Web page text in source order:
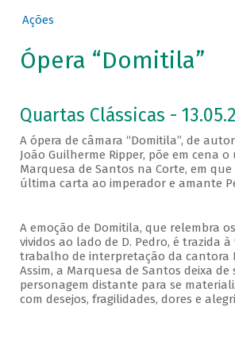
Ações
Ópera “Domitila”
Quartas Clássicas -
A ópera de câmara “Domitila”, de
João Guilherme Ripper, põe em cena
Marquesa de Santos na Corte, em que
última carta ao imperador e amante
A emoção de Domitila, que relembra
vividos ao lado de D. Pedro, é trazida
trabalho de interpretação da cantora
Assim, a Marquesa de Santos deixa de
personagem distante para se
com desejos, fragilidades, dores e